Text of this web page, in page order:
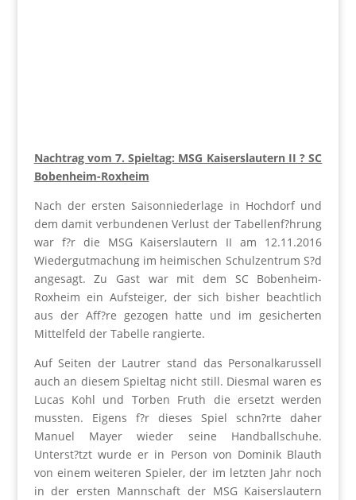
Nachtrag vom 7. Spieltag: MSG Kaiserslautern II ? SC
Bobenheim-Roxheim
Nach der ersten Saisonniederlage in Hochdorf und
dem damit verbundenen Verlust der Tabellenf?hrung
war f?r die MSG Kaiserslautern II am 12.11.2016
Wiedergutmachung im heimischen Schulzentrum S?d
angesagt. Zu Gast war mit dem SC Bobenheim-
Roxheim ein Aufsteiger, der sich bisher beachtlich
aus der Aff?re gezogen hatte und im gesicherten
Mittelfeld der Tabelle rangierte.
Auf Seiten der Lautrer stand das Personalkarussell
auch an diesem Spieltag nicht still. Diesmal waren es
Lucas Kohl und Torben Fruth die ersetzt werden
mussten. Eigens f?r dieses Spiel schn?rte daher
Manuel Mayer wieder seine Handballschuhe.
Unterst?tzt wurde er in Person von Dominik Blauth
von einem weiteren Spieler, der im letzten Jahr noch
in der ersten Mannschaft der MSG Kaiserslautern